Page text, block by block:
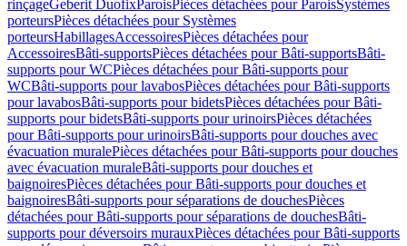
rinçageGeberit DuofixParoisPièces détachées pour ParoisSystèmes
porteursPièces détachées pour Systèmes
porteursHabillagesAccessoiresPièces détachées pour
AccessoiresBâti-supportsPièces détachées pour Bâti-supportsBâti-
supports pour WCPièces détachées pour Bâti-supports pour
WCBâti-supports pour lavabosPièces détachées pour Bâti-supports
pour lavabosBâti-supports pour bidetsPièces détachées pour Bâti-
supports pour bidetsBâti-supports pour urinoirsPièces détachées
pour Bâti-supports pour urinoirsBâti-supports pour douches avec
évacuation muralePièces détachées pour Bâti-supports pour douches
avec évacuation muraleBâti-supports pour douches et
baignoiresPièces détachées pour Bâti-supports pour douches et
baignoiresBâti-supports pour séparations de douchesPièces
détachées pour Bâti-supports pour séparations de douchesBâti-
supports pour déversoirs murauxPièces détachées pour Bâti-supports